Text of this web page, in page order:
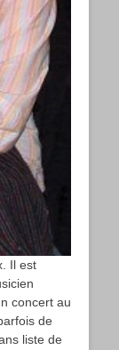
Il est
concert au
de
liste de